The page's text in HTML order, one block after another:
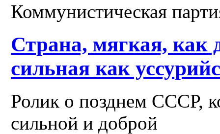
Коммунистическая
Страна, мягкая, как
сильная как
Ролик о позднем СССР,
сильной и доброй